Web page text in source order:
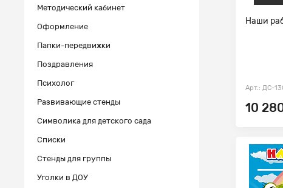
Методический кабинет
Оформление
Папки-передвижки
Поздравления
Психолог
Развивающие стенды
Символика для детского сада
Списки
Стенды для группы
Уголки в ДОУ
Наши
Арт.: ДС-
10